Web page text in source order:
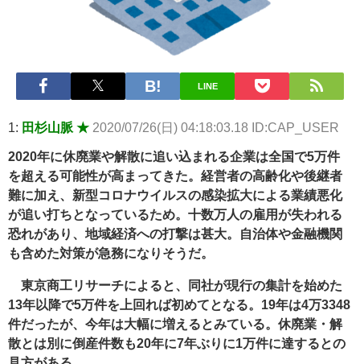
LINE
1: 田杉山脈 ★ 2020/07/26(日) 04:18:03.18 ID:CAP_USER
2020年に休廃業や解散に追い込まれる企業は全国で5万件
を超える可能性が高まってきた。経営者の高齢化や後継者
難に加え、新型コロナウイルスの感染拡大による業績悪化
が追い打ちとなっているため。十数万人の雇用が失われる
恐れがあり、地域経済への打撃は甚大。自治体や金融機関
も含めた対策が急務になりそうだ。
東京商工リサーチによると、同社が現行の集計を始めた
13年以降で5万件を上回れば初めてとなる。19年は4万3348
件だったが、今年は大幅に増えるとみている。休廃業・解
散とは別に倒産件数も20年に7年ぶりに1万件に達するとの